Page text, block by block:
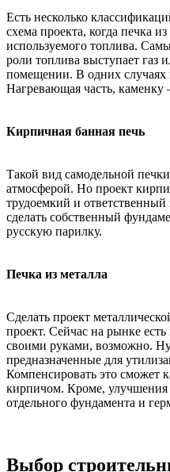
Есть несколько
схема проекта, когда печка
используемого топлива.
роли топлива выступает газ
помещении. В одних случаях
Нагревающая часть, каменку
Кирпичная банная печь
Такой вид самодельной
атмосферой. Но проект
трудоемкий и
сделать собственный
русскую парилку.
Печка из металла
Сделать проект
проект. Сейчас на рынке
своими руками, возможно.
предназначенные для
Компенсировать это сможет
кирпичом. Кроме, улучшения
отдельного фундамента и
Выбор